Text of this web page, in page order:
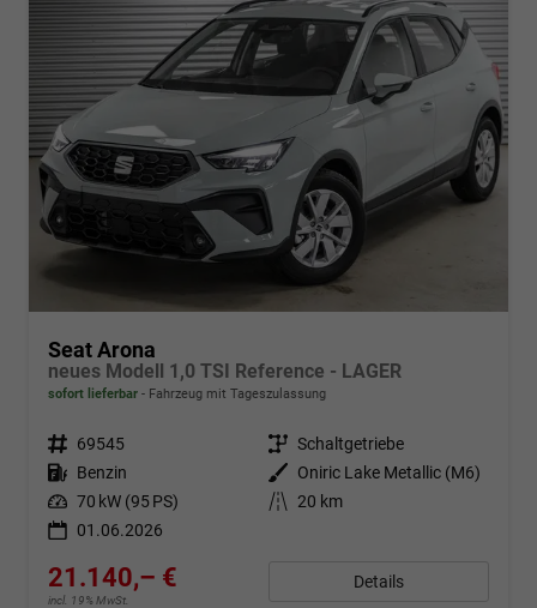
Seat Arona
neues Modell 1,0 TSI Reference - LAGER
sofort lieferbar Fahrzeug mit Tageszulassung
Fahrzeugnr. 69545 Getriebe Schaltgetriebe
Kraftstoff Benzin Außenfarbe
Oniric Lake Metallic (M6)
Leistung 70 kW (95 PS) Kilometerstand 20 km
01.06.2026
21.140,– €
incl. 19% MwSt.
Details